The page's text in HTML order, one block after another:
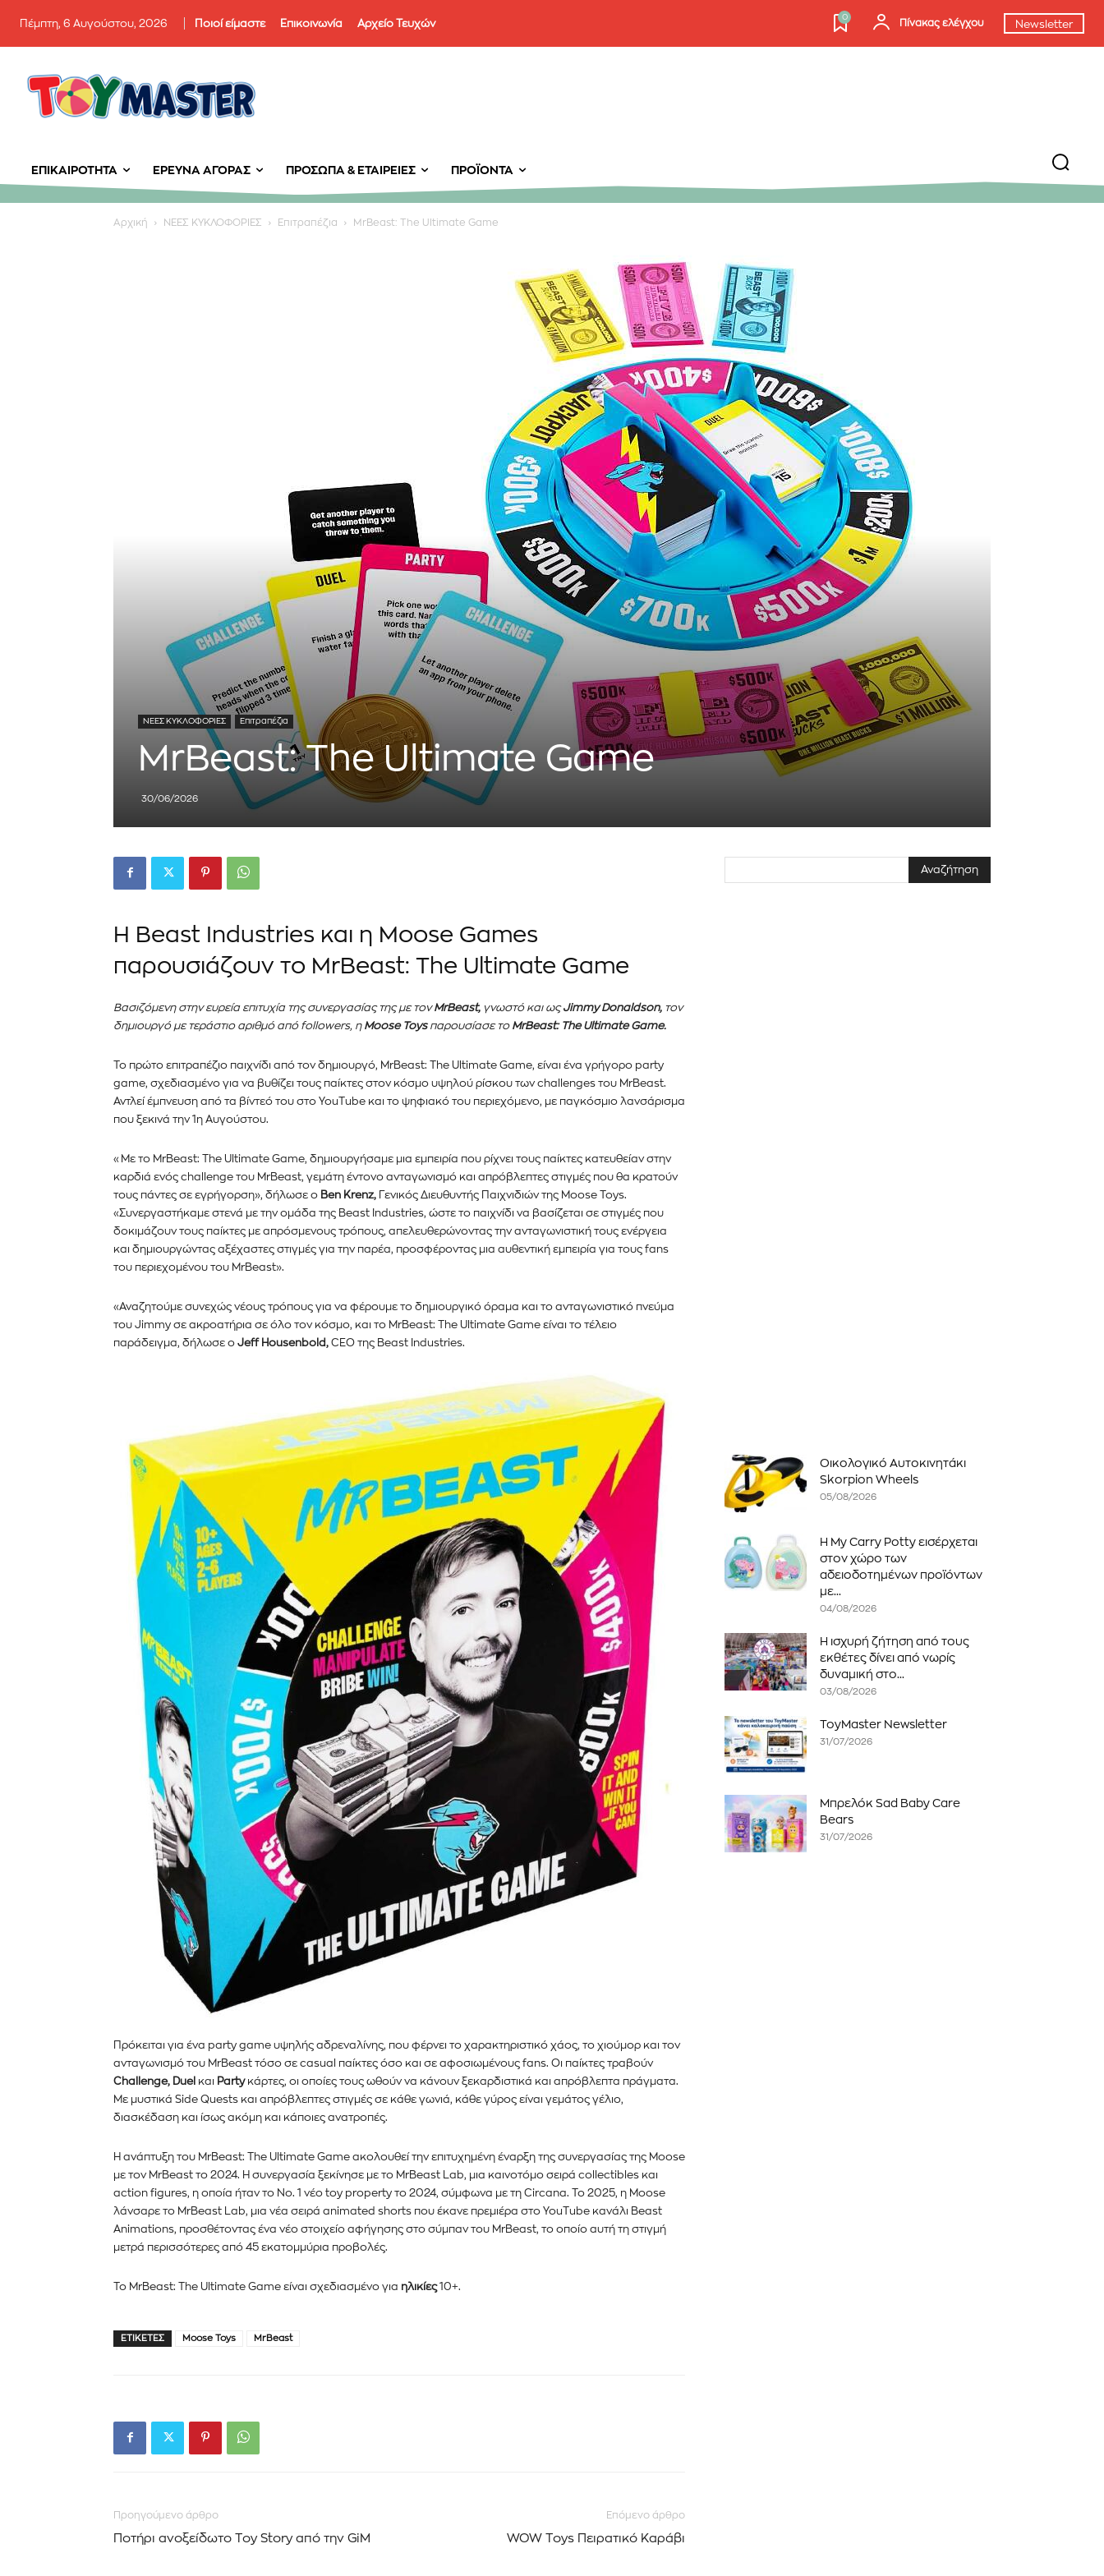
Εγγραφείτε στο Newsletter του
πρώτοι για τα νέα προϊόντα και τις
εξελίξεις της αγοράς.
Για να εγγραφείτε, απλώς εισάγετε τη διεύθυνση email σας στον ιστότοπό μας ή
κάντε κλικ στο κουμπί εγγραφής παρακάτω. Μην ανησυχείτε, σεβόμαστε την
ιδιωτικότητά σας και δεν θα σας στείλουμε ανεπιθύμητα μηνύματα. Οι πληροφορίες
σας είναι ασφαλείς μαζί μας.
Διάβασα και αποδέχομαι την
Πέμπτη, 6 Αυγούστου, 2026 Ποιοί είμαστε Επικοινωνία Αρχείο Τευχών
0
Πίνακας ελέγχου Newsletter
ΕΠΙΚΑΙΡΌΤΗΤΑ ΈΡΕΥΝΑ ΑΓΟΡΆΣ ΠΡΌΣΩΠΑ & ΕΤΑΙΡΕΊΕΣ ΠΡΟΪΌΝΤΑ
Αρχική ΝΕΕΣ ΚΥΚΛΟΦΟΡΙΕΣ Επιτραπέζια MrBeast: The Ultimate Game
ΝΕΕΣ ΚΥΚΛΟΦΟΡΙΕΣ Επιτραπέζια
MrBeast: The Ultimate Game
30/06/2026
Η Beast Industries και η Moose Games
παρουσιάζουν το MrBeast: The Ultimate Game
Βασιζόμενη στην ευρεία επιτυχία της συνεργασίας της με τονMrBeast, γνωστό και ωςJimmy Donaldson, τον
δημιουργό με τεράστιο αριθμό από followers, η Moose Toysπαρουσίασε το MrBeast: The Ultimate Game.
Το πρώτο επιτραπέζιο παιχνίδι από τον δημιουργό, MrBeast: The Ultimate Game, είναι ένα γρήγορο party
game, σχεδιασμένο για να βυθίζει τους παίκτες στον κόσμο υψηλού ρίσκου των challenges του MrBeast.
Αντλεί έμπνευση από τα βίντεό του στο YouTube και το ψηφιακό του περιεχόμενο, με παγκόσμιο λανσάρισμα
που ξεκινά την 1η Αυγούστου.
«Με το MrBeast: The Ultimate Game, δημιουργήσαμε μια εμπειρία που ρίχνει τους παίκτες κατευθείαν στην
καρδιά ενός challenge του MrBeast, γεμάτη έντονο ανταγωνισμό και απρόβλεπτες στιγμές που θα κρατούν
τους πάντες σε εγρήγορση», δήλωσε ο Ben Krenz, Γενικός Διευθυντής Παιχνιδιών της Moose Toys.
«Συνεργαστήκαμε στενά με την ομάδα της Beast Industries, ώστε το παιχνίδι να βασίζεται σε στιγμές που
δοκιμάζουν τους παίκτες με απρόσμενους τρόπους, απελευθερώνοντας την ανταγωνιστική τους ενέργεια
και δημιουργώντας αξέχαστες στιγμές για την παρέα, προσφέροντας μια αυθεντική εμπειρία για τους fans
του περιεχομένου του MrBeast».
«Αναζητούμε συνεχώς νέους τρόπους για να φέρουμε το δημιουργικό όραμα και το ανταγωνιστικό πνεύμα
του Jimmy σε ακροατήρια σε όλο τον κόσμο, και το MrBeast: The Ultimate Game είναι το τέλειο
παράδειγμα, δήλωσε ο Jeff Housenbold, CEO της Beast Industries.
Πρόκειται για ένα party game υψηλής αδρεναλίνης, που φέρνει το χαρακτηριστικό χάος, το χιούμορ και τον
ανταγωνισμό του MrBeast τόσο σε casual παίκτες όσο και σε αφοσιωμένους fans. Οι παίκτες τραβούν
Challenge, Duel και Partyκάρτες, οι οποίες τους ωθούν να κάνουν ξεκαρδιστικά και απρόβλεπτα πράγματα.
Με μυστικά Side Quests και απρόβλεπτες στιγμές σε κάθε γωνιά, κάθε γύρος είναι γεμάτος γέλιο,
διασκέδαση και ίσως ακόμη και κάποιες ανατροπές.
Η ανάπτυξη του MrBeast: The Ultimate Game ακολουθεί την επιτυχημένη έναρξη της συνεργασίας της Moose
με τον MrBeast το 2024. Η συνεργασία ξεκίνησε με το MrBeast Lab, μια καινοτόμο σειρά collectibles και
action figures, η οποία ήταν το Νο. 1 νέο toy property το 2024, σύμφωνα με τη Circana. Το 2025, η Moose
λάνσαρε το MrBeast Lab, μια νέα σειρά animated shorts που έκανε πρεμιέρα στο YouTube κανάλι Beast
Animations, προσθέτοντας ένα νέο στοιχείο αφήγησης στο σύμπαν του MrBeast, το οποίο αυτή τη στιγμή
μετρά περισσότερες από 45 εκατομμύρια προβολές.
Το MrBeast: The Ultimate Game είναι σχεδιασμένο για ηλικίες10+.
ΕΤΙΚΈΤΕΣ Moose Toys MrBeast
Προηγούμενο άρθρο
Ποτήρι ανοξείδωτο Toy Story από την GiM
Επόμενο άρθρο
WOW Toys Πειρατικό Καράβι
Οικολογικό Αυτοκινητάκι
Skorpion Wheels
05/08/2026
Η My Carry Potty εισέρχεται
στον χώρο των
αδειοδοτημένων προϊόντων
με...
04/08/2026
Η ισχυρή ζήτηση από τους
εκθέτες δίνει από νωρίς
δυναμική στο...
03/08/2026
ToyMaster Newsletter
31/07/2026
Μπρελόκ Sad Baby Care
Bears
31/07/2026